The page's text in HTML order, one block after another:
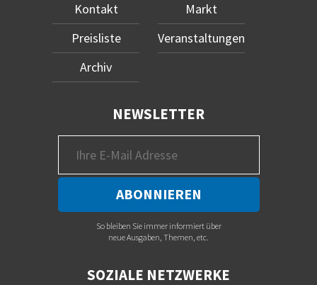
Kontakt
Preisliste
Archiv
Markt
Veranstaltungen
NEWSLETTER
So bleiben Sie immer informiert über
neue Ausgaben, Themen, etc.
SOZIALE NETZWERKE